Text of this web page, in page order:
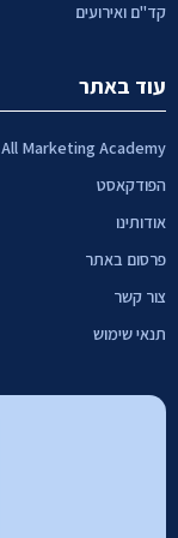
קד"ם ואירועים
עוד באתר
All Marketing Academy
הפודקאסט
אודותינו
פרסום באתר
צור קשר
תנאי שימוש